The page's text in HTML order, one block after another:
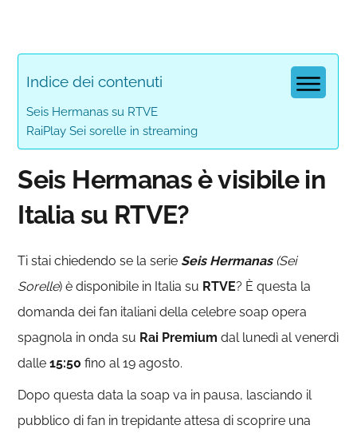
Indice dei contenuti
Seis Hermanas su RTVE
RaiPlay Sei sorelle in streaming
Seis Hermanas è visibile in
Italia su RTVE?
Ti stai chiedendo se la serie Seis Hermanas(Sei
Sorelle) è disponibile in Italia su RTVE? È questa la
domanda dei fan italiani della celebre soap opera
spagnola in onda su Rai Premium dal lunedì al venerdì
dalle15:50 fino al 19 agosto.
Dopo questa data la soap va in pausa, lasciando il
pubblico di fan in trepidante attesa di scoprire una